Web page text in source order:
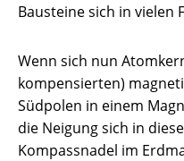
Bausteine sich in vielen
Wenn sich nun
kompensierten)
Südpolen in einem
die Neigung sich in
Kompassnadel im